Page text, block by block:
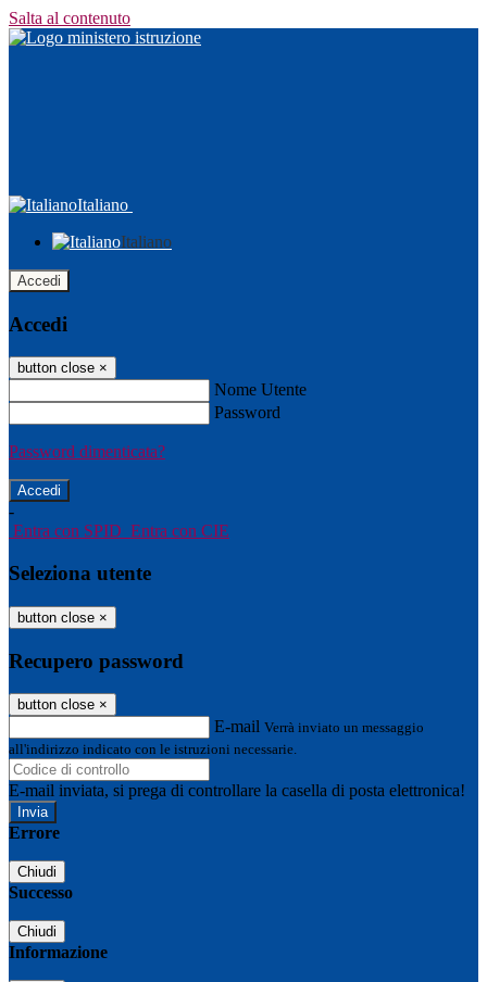
Salta al contenuto
Italiano
Italiano
Accedi
Accedi
button close ×
Nome Utente
Password
Password dimenticata?
-
Entra con SPID Entra con CIE
Seleziona utente
button close ×
Recupero password
button close ×
E-mail Verrà inviato un messaggio
all'indirizzo indicato con le istruzioni necessarie.
E-mail inviata, si prega di controllare la casella di posta elettronica!
Errore
Chiudi
Successo
Chiudi
Informazione